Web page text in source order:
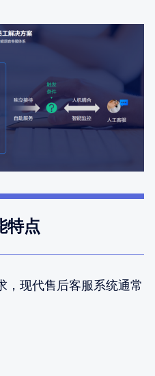
特点
，现代售后客服系统通常